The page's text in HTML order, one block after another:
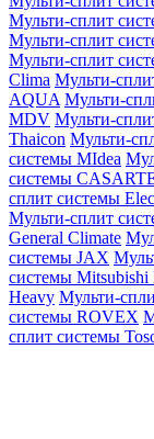
Мульти-сплит
Мульти-сплит
Мульти-сплит
Clima Мульти-
AQUA Мульти-
MDV Мульти-
Thaicon Мульти-
системы MIdea
системы
сплит системы
Мульти-сплит
General Climate
системы JAX
системы Mitsubishi
Heavy Мульти-
системы ROVEX
сплит системы